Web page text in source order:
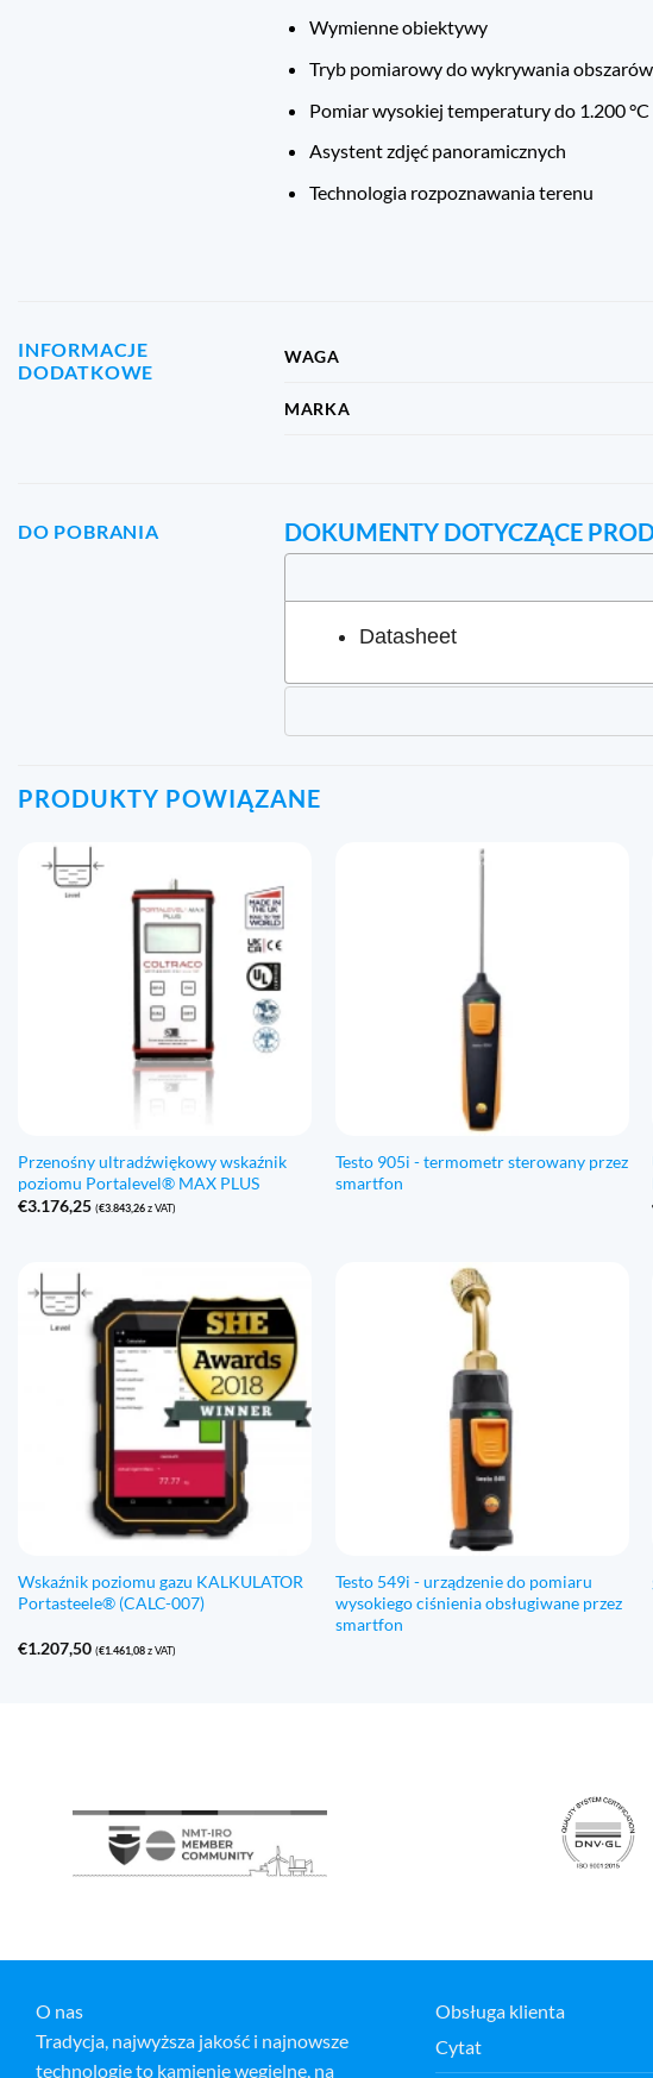
Wymienne obiektywy
Tryb pomiarowy do wykrywania
Pomiar wysokiej temperatury do 1.200 °C
Asystent zdjęć panoramicznych
Technologia rozpoznawania terenu
INFORMACJE
DODATKOWE
WAGA
MARKA
DO POBRANIA DOKUMENTY DOTYCZĄCE
Datasheet
PRODUKTY POWIĄZANE
Przenośny ultradźwiękowy wskaźnik
poziomu Portalevel® MAX PLUS
€3.176,25 (€3.843,26z VAT)
Testo 905i - termometr sterowany przez
smartfon
Wskaźnik poziomu gazu KALKULATOR
Portasteele® (CALC-007)
€1.207,50 (€1.461,08z VAT)
Testo 549i - urządzenie do pomiaru
wysokiego ciśnienia obsługiwane przez
smartfon
O nas
Tradycja, najwyższa jakość i najnowsze
technologie to kamienie węgielne, na
Obsługa klienta
Cytat